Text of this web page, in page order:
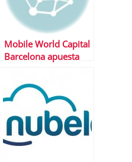
Mobile World Capital
Barcelona apuesta
emprendedores con
4YFN